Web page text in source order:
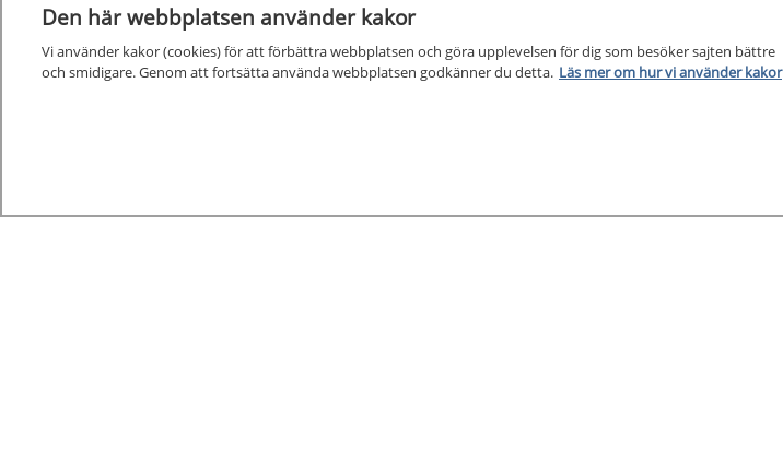
Kunskapsstöd Om 1177 för vårdpersonal
Den här webbplatsen använder kakor
Vi använder kakor (cookies) för att förbättra webbplatsen och göra upplevelsen för dig som besöker sajten bättre
och smidigare. Genom att fortsätta använda webbplatsen godkänner du detta. Läs mer om hur vi använder kakor